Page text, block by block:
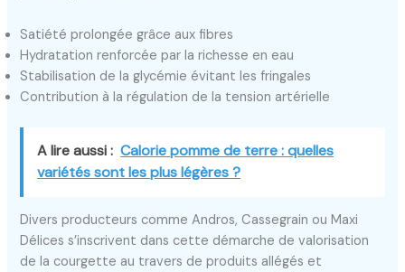
Satiété prolongée grâce aux fibres
Hydratation renforcée par la richesse en eau
Stabilisation de la glycémie évitant les fringales
Contribution à la régulation de la tension artérielle
A lire aussi : Calorie pomme de terre : quelles
variétés sont les plus légères ?
Divers producteurs comme Andros, Cassegrain ou Maxi
Délices s’inscrivent dans cette démarche de valorisation
de la courgette au travers de produits allégés et